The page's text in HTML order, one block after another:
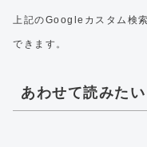
上記のGoogleカスタム検
できます。
あわせて読みたい